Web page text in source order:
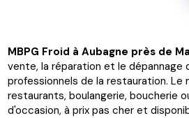
MBPG Froid à Aubagne près de
vente, la réparation et le dépannage
professionnels de la restauration. Le
restaurants, boulangerie, boucherie
d'occasion, à prix pas cher et